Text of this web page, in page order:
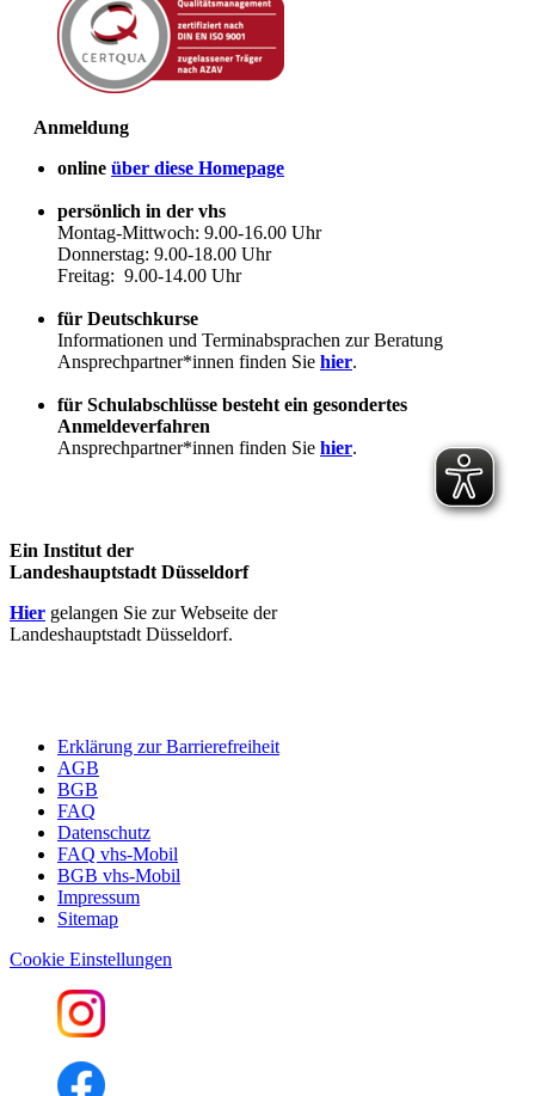
Anmeldung
online über diese Homepage
persönlich in der vhs
Montag-Mittwoch: 9.00-16.00 Uhr
Donnerstag: 9.00-18.00 Uhr
Freitag: 9.00-14.00 Uhr
für Deutschkurse
Informationen und Terminabsprachen zur Beratung
Ansprechpartner*innen finden Sie hier.
für Schulabschlüsse besteht ein gesondertes
Anmeldeverfahren
Ansprechpartner*innen finden Sie hier.
Ein Institut der
Landeshauptstadt Düsseldorf
Hier gelangen Sie zur Webseite der
Landeshauptstadt Düsseldorf.
Erklärung zur Barrierefreiheit
AGB
BGB
FAQ
Datenschutz
FAQ vhs-Mobil
BGB vhs-Mobil
Impressum
Sitemap
Cookie Einstellungen